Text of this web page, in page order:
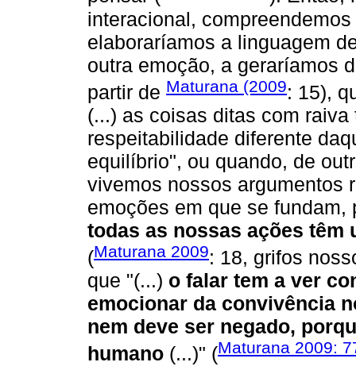
interacional,
elaboraríamos a linguagem
outra emoção, a geraríamos
partir de Maturana (2009: 15),
(...) as coisas ditas com
respeitabilidade diferente
equilíbrio", ou quando, de
vivemos nossos argumentos
emoções em que se fundam,
todas as nossas ações têm
(Maturana 2009: 18, grifos
que "(...) o falar tem a ver
emocionar da convivência
nem deve ser negado,
humano (...)" (Maturana 2009: